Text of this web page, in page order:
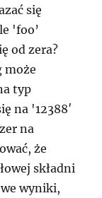
się
'foo’
od zera?
może
typ
na '12388′
na
że
składni
wyniki,